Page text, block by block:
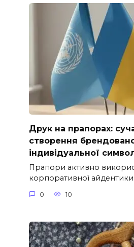
Друк на прапорах:
створення
індивідуальної
Прапори активно
корпоративної айдентики
0 10